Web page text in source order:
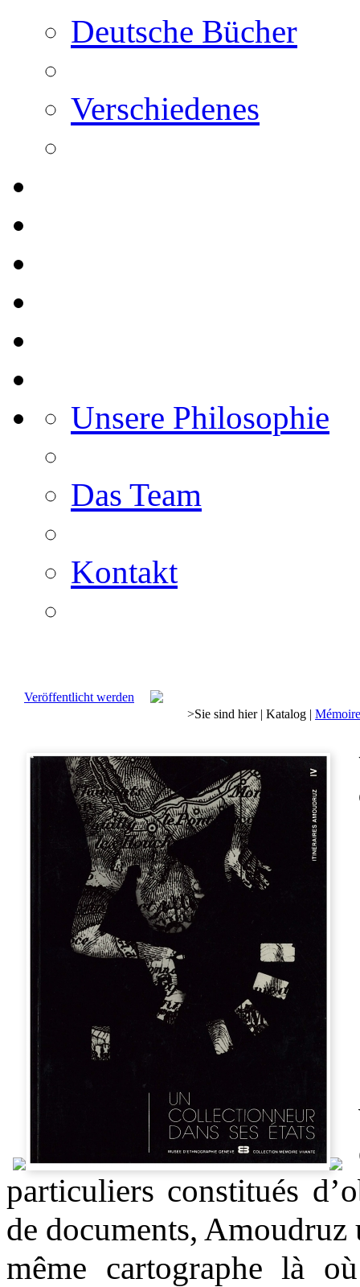
Deutsche Bücher
Verschiedenes
Unsere Philosophie
Das Team
Kontakt
Veröffentlicht werden
>Sie sind hier| Katalog |
particuliers constitués
de documents,
même cartographe là